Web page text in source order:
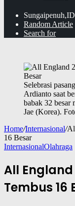
Sungaipenuh,ID
Random Article
Search for
Selebrasi
Ardianto saat
babak 32 besar
Jae (Korea).
Home/Internasional/
16 Besar
InternasionalOlahraga
All
Tembus 16